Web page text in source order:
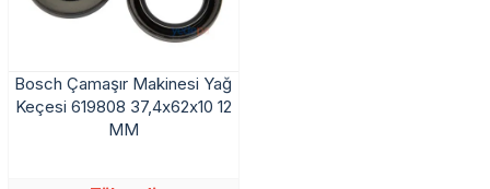
Bosch Çamaşır Makinesi Yağ
Keçesi 619808 37,4x62x10 12
MM